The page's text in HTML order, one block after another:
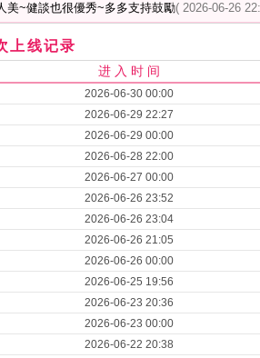
美~健談也很優秀~多多支持鼓勵( 2026-06-26
上线记录
进 入 时 间
2026-06-30 00:00
2026-06-29 22:27
2026-06-29 00:00
2026-06-28 22:00
2026-06-27 00:00
2026-06-26 23:52
2026-06-26 23:04
2026-06-26 21:05
2026-06-26 00:00
2026-06-25 19:56
2026-06-23 20:36
2026-06-23 00:00
2026-06-22 20:38